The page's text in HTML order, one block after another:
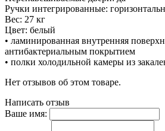
Ручки интегрированные:
Вес: 27 кг
Цвет: белый
• ламинированная внутренняя
антибактериальным покрытием
• полки холодильной камеры из
Нет отзывов об этом товаре.
Написать отзыв
Ваше имя: